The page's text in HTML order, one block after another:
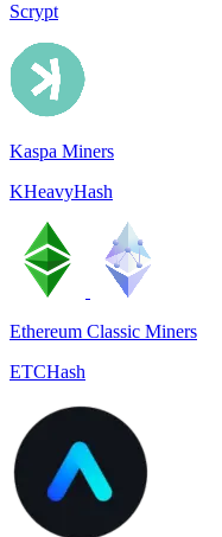
Scrypt
Kaspa Miners
KHeavyHash
Ethereum Classic Miners
ETCHash